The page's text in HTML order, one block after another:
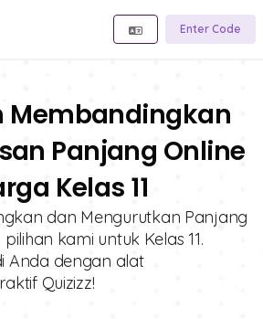
Enter Code
Membandingkan
Panjang Online
Kelas 11
dan Mengurutkan Panjang
kami untuk Kelas 11.
Anda dengan alat
Quizizz!